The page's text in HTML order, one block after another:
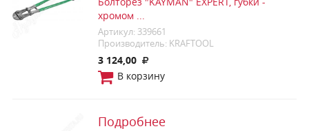
хромом ...
Артикул: 339661
Производитель: KRAFTOOL
3 124,00
В корзину
Подробнее